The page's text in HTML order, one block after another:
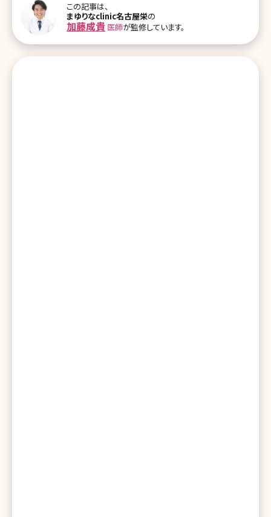
テ脱毛はあり。結果やアフターフォローにこだわるのであれば医療
脱毛。医療脱毛も以前よりかなり安くなっているので、今は医療脱毛
がおすすめ。 目次 1.ワキの処理は家でもできそうだけど…… 2.ワキ
脱毛のメリットとデメリット 2-1.レーザーによる脱毛のメリットとデメ
この記事は、
まゆりなclinic名古屋栄の
加藤成貴 医師が監修しています。